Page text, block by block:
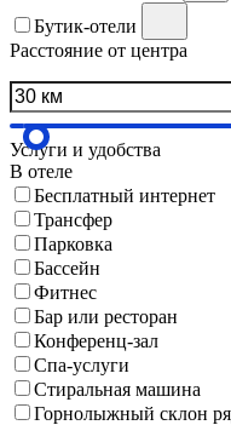
Бутик-отели
Расстояние от центра
Услуги и удобства
В отеле
Бесплатный интернет
Трансфер
Парковка
Бассейн
Фитнес
Бар или ресторан
Конференц-зал
Спа-услуги
Стиральная машина
Горнолыжный склон